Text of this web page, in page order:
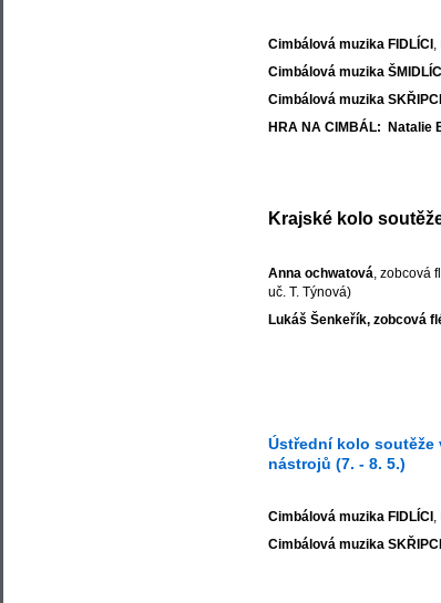
Cimbálová muzika FIDLÍCI
Cimbálová muzika
Cimbálová muzika
HRA NA CIMBÁL: Natalie
Krajské kolo
Anna ochwatová , zobcová
uč. T. Týnová)
Lukáš Šenkeřík, zobcová
Ústřední kolo soutěže
nástrojů (7. - 8. 5.)
Cimbálová muzika FIDLÍCI
Cimbálová muzika